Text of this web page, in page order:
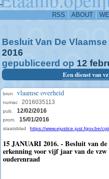
-
RSS ABOUT
Besluit Van De
2016
gepubliceerd op 12
Een dienst van
bron vlaamse overheid
numac 2016035113
pub. 12/02/2016
prom. 15/01/2016
staatsblad https://www.ejustice.just.fgov.be/
15 JANUARI 2016. - Besluit van
erkenning voor vijf jaar van de
ouderenraad